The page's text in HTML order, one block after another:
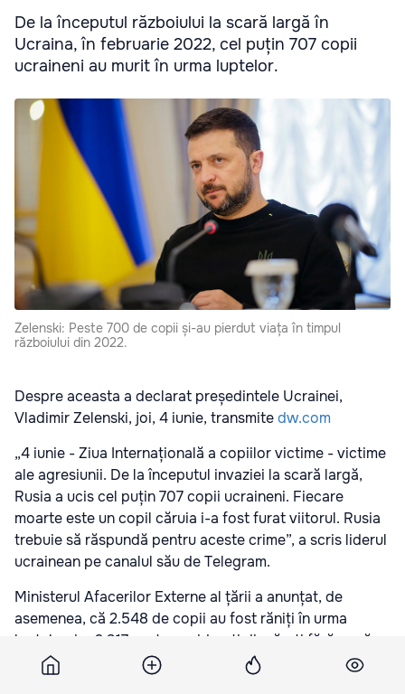
De la începutul războiului la scară largă în
Ucraina, în februarie 2022, cel puțin 707 copii
ucraineni au murit în urma luptelor.
Zelenski: Peste 700 de copii și-au pierdut viața în timpul
războiului din 2022.
Despre aceasta a declarat președintele Ucrainei,
Vladimir Zelenski, joi, 4 iunie, transmitedw.com
„4 iunie - Ziua Internațională a copiilor victime - victime
ale agresiunii. De la începutul invaziei la scară largă,
Rusia a ucis cel puțin 707 copii ucraineni. Fiecare
moarte este un copil căruia i-a fost furat viitorul. Rusia
trebuie să răspundă pentru aceste crime”, a scris liderul
ucrainean pe canalul său de Telegram.
Ministerul Afacerilor Externe al țării a anunțat, de
asemenea, că 2.548 de copii au fost răniți în urma
luptelor, iar 2.317 sunt considerați dispăruți fără urmă.
„Peste 20.000 de copii ucraineni au fost deportați